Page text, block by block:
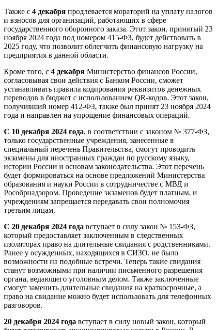
Также с 4 декабря продлевается мораторий на уплату налогов
и взносов для организаций, работающих в сфере
государственного оборонного заказа. Этот закон, принятый 23
ноября 2024 года под номером 415-ФЗ, будет действовать в
2025 году, что позволит облегчить финансовую нагрузку на
предприятия в данной области.
Кроме того, с 4 декабря Министерство финансов России,
согласовывая свои действия с Банком России, сможет
устанавливать правила кодирования реквизитов денежных
переводов в бюджет с использованием QR-кодов. Этот закон,
получивший номер 412-ФЗ, также был принят 23 ноября 2024
года и направлен на упрощение финансовых операций.
С 10 декабря 2024 года, в соответствии с законом № 377-ФЗ,
только государственные учреждения, занесенные в
специальный перечень Правительства, смогут проводить
экзамены для иностранных граждан по русскому языку,
истории России и основам законодательства. Этот перечень
будет формироваться на основе предложений Министерства
образования и науки России в сотрудничестве с МВД и
Рособрнадзором. Проведение экзаменов будет платным, и
учреждениям запрещается передавать свои полномочия
третьим лицам.
С 20 декабря 2024 года вступает в силу закон № 153-ФЗ,
который предоставляет заключенным в следственных
изоляторах право на длительные свидания с родственниками.
Ранее у осужденных, находящихся в СИЗО, не было
возможности на подобные встречи. Теперь такие свидания
станут возможными при наличии письменного разрешения
органа, ведающего уголовным делом. Также заключенные
смогут заменить длительные свидания на краткосрочные, а
право на свидание можно будет использовать для телефонных
разговоров.
20 декабря 2024 года вступает в силу новый закон, который